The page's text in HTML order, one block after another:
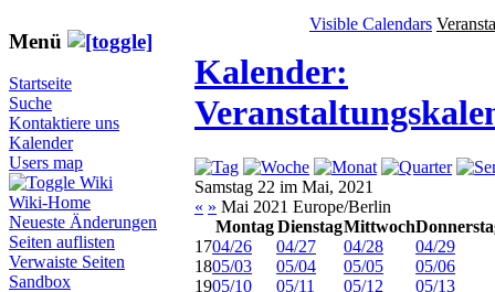
Menü
Startseite
Suche
Kontaktiere uns
Kalender
Users map
Wiki
Wiki-Home
Neueste Änderungen
Seiten auflisten
Verwaiste Seiten
Sandbox
Visible Calendars
Kalender:
Samstag 22 im Mai, 2021
« » Mai 2021 Europe/Berlin
Montag DienstagMittwoch
1704/26 04/27 04/28
04/29
1805/03 05/04 05/05
05/06
1905/10 05/11 05/12
05/13